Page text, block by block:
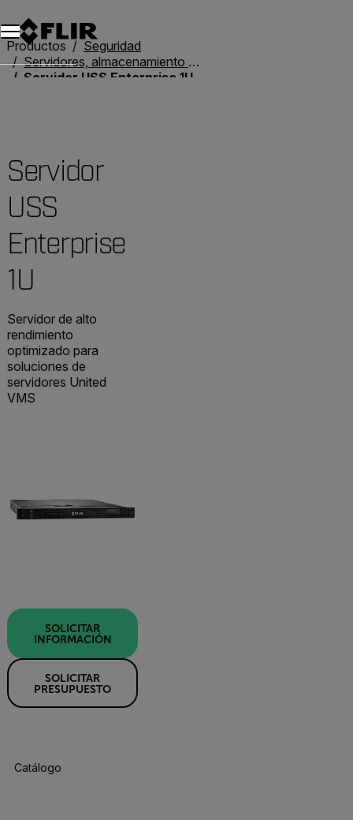
Unread messages
Modelo
Eliminar
artículos
artículo
Añadir al carro
Añadido al carro
Productos
Seguridad
Servidores, almacenamiento y clientes
Servidor USS Enterprise 1U
Servidor
USS
Enterprise
1U
Servidor de alto
rendimiento
optimizado para
soluciones de
servidores United
VMS
SOLICITAR
INFORMACIÓN
SOLICITAR
PRESUPUESTO
Catálogo De Productos